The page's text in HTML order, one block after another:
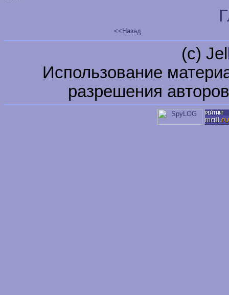
<<Назад
(c)
Использование
разрешения